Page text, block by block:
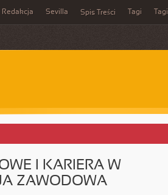
Redakcja Sevilla Spis Treści Tagi Tagi
I KARIERA W
ZAWODOWA